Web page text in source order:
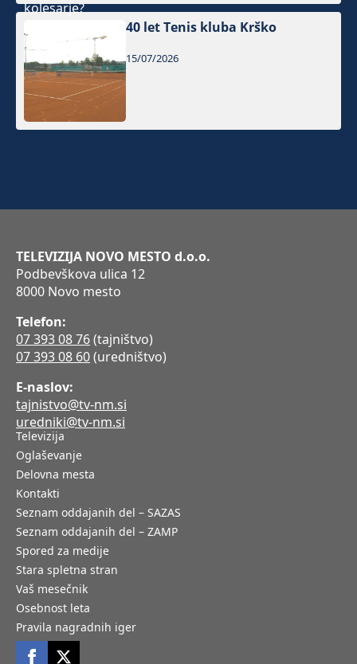
40 let Tenis kluba Krško
15/07/2026
TELEVIZIJA NOVO MESTO d.o.o.
Podbevškova ulica 12
8000 Novo mesto
Telefon:
07 393 08 76(tajništvo)
07 393 08 60(uredništvo)
E-naslov:
tajnistvo@tv-nm.si
uredniki@tv-nm.si
Televizija
Oglaševanje
Delovna mesta
Kontakti
Seznam oddajanih del – SAZAS
Seznam oddajanih del – ZAMP
Spored za medije
Stara spletna stran
Vaš mesečnik
Osebnost leta
Pravila nagradnih iger